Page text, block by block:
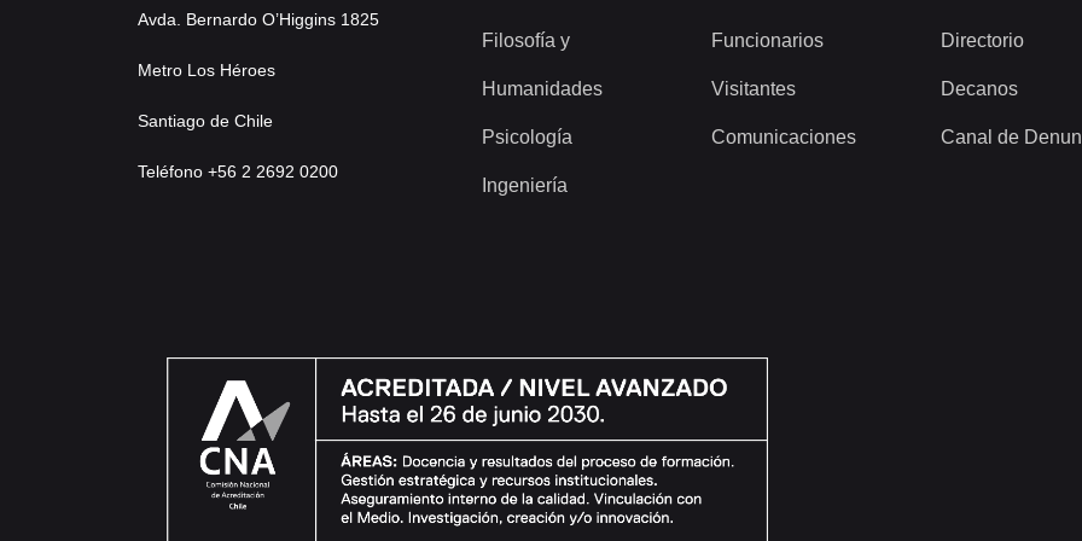
Avda. Bernardo O’Higgins 1825
Metro Los Héroes
Santiago de Chile
Teléfono +56 2 2692 0200
Filosofía y
Humanidades
Psicología
Ingeniería
Funcionarios
Visitantes
Comunicaciones
Directorio
Decanos
Canal de